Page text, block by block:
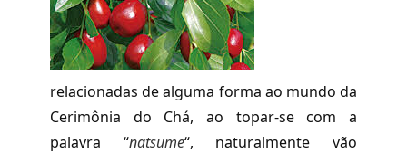
relacionadas de alguma forma ao mundo da
Cerimônia do Chá, ao topar-se com a
palavra “natsume“, naturalmente vão